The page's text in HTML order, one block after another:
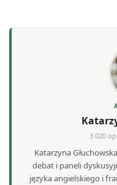
3 020
Katarzyna
debat i paneli
języka angielskiego i